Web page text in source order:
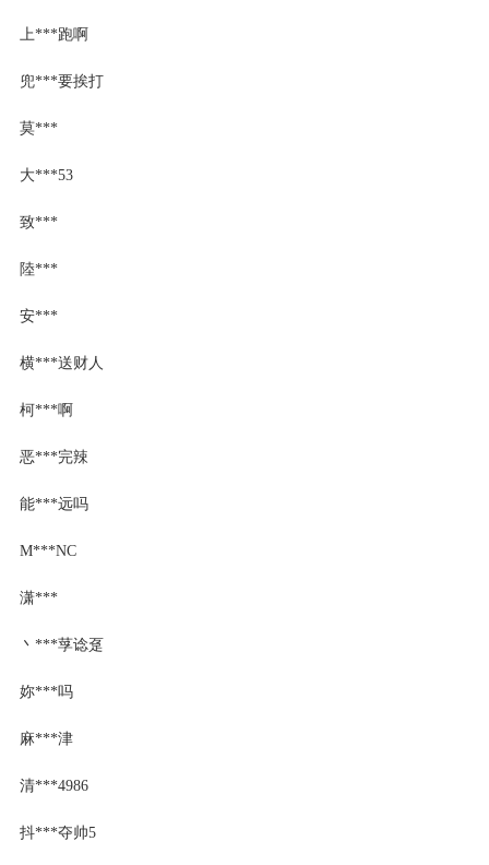
上***跑啊
兜***要挨打
莫***
大***53
致***
陸***
安***
横***送财人
柯***啊
恶***完辣
能***远吗
M***NC
潇***
丶***莩谂趸
妳***吗
麻***津
清***4986
抖***夺帅5